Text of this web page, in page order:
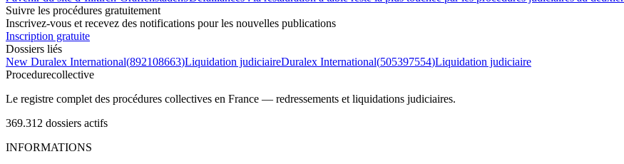
Suivre les procédures gratuitement
Inscrivez-vous et recevez des notifications pour les nouvelles publications
Inscription gratuite
Dossiers liés
New Duralex International(892108663)Liquidation judiciaireDuralex International(505397554)Liquidation judiciaire
Procedurecollective
Le registre complet des procédures collectives en France — redressements et liquidations judiciaires.
369.312 dossiers actifs
INFORMATIONS